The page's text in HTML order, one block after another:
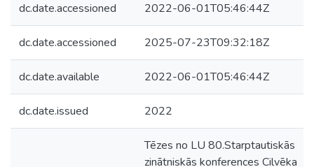
dc.date.accessioned 2022-06-01T05:46:44Z
dc.date.accessioned 2025-07-23T09:32:18Z
dc.date.available 2022-06-01T05:46:44Z
dc.date.issued 2022
Tēzes no LU 80.Starptautiskās
zinātniskās konferences Cilvēka